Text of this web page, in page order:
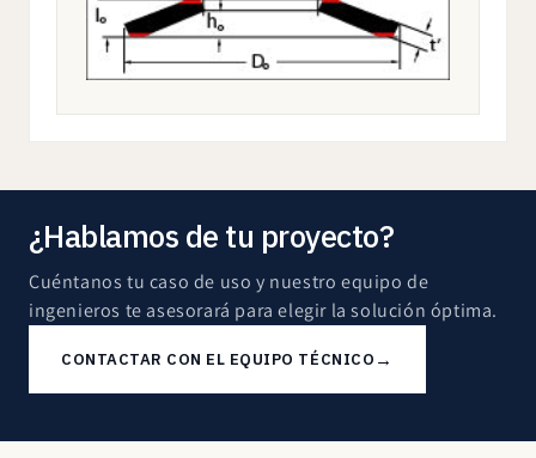
¿Hablamos de tu proyecto?
Cuéntanos tu caso de uso y nuestro equipo de
ingenieros te asesorará para elegir la solución óptima.
CONTACTAR CON EL EQUIPO TÉCNICO →